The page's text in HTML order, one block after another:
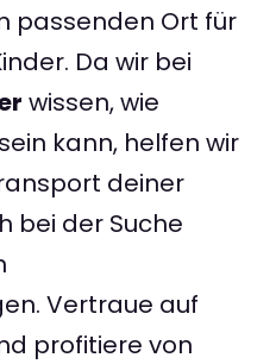
passenden Ort für
Da wir bei
wissen, wie
kann, helfen wir
deiner
bei der Suche
Vertraue auf
profitiere von